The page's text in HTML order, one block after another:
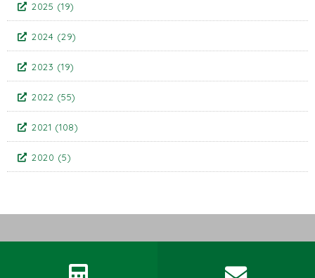
2025 (19)
2024 (29)
2023 (19)
2022 (55)
2021 (108)
2020 (5)